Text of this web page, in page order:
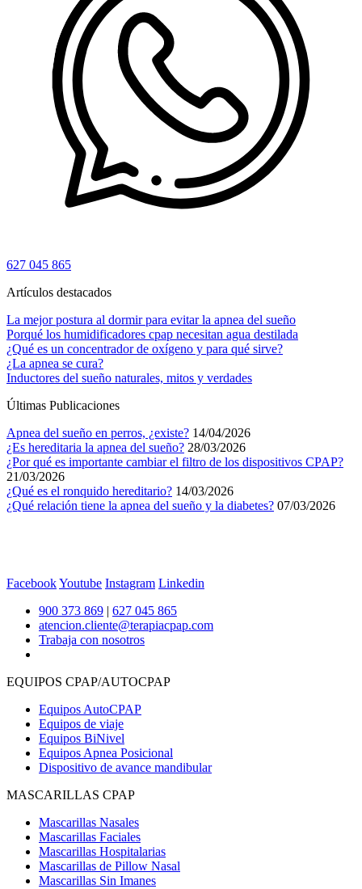
627 045 865
Artículos destacados
La mejor postura al dormir para evitar la apnea del sueño
Porqué los humidificadores cpap necesitan agua destilada
¿Qué es un concentrador de oxígeno y para qué sirve?
¿La apnea se cura?
Inductores del sueño naturales, mitos y verdades
Últimas Publicaciones
Apnea del sueño en perros, ¿existe? 14/04/2026
¿Es hereditaria la apnea del sueño? 28/03/2026
¿Por qué es importante cambiar el filtro de los dispositivos CPAP?
21/03/2026
¿Qué es el ronquido hereditario? 14/03/2026
¿Qué relación tiene la apnea del sueño y la diabetes? 07/03/2026
FacebookYoutube Instagram Linkedin
900 373 869 | 627 045 865
atencion.cliente@terapiacpap.com
Trabaja con nosotros
EQUIPOS CPAP/AUTOCPAP
Equipos AutoCPAP
Equipos de viaje
Equipos BiNivel
Equipos Apnea Posicional
Dispositivo de avance mandibular
MASCARILLAS CPAP
Mascarillas Nasales
Mascarillas Faciales
Mascarillas Hospitalarias
Mascarillas de Pillow Nasal
Mascarillas Sin Imanes